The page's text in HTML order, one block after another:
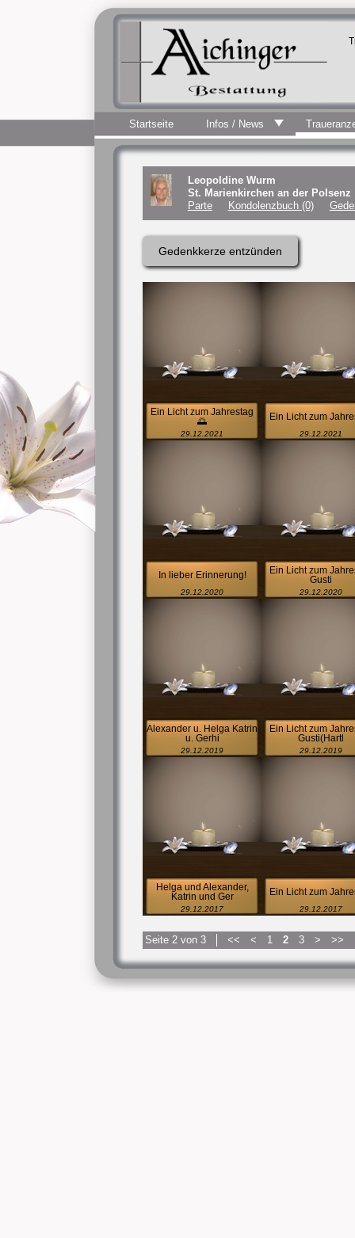
Startseite Infos / News
Leopoldine Wurm
St. Marienkirchen an der Polsenz
Parte
Kondolenzbuch (0)
Gedenkkerze entzünden
Ein Licht zum Jahrestag
🌅
29.12.2021
Ein Licht zum
29.12.2021
In lieber Erinnerung!
29.12.2020
Ein Licht zum
Gusti
29.12.2020
Alexander u. Helga Katrin
u. Gerhi
29.12.2019
Ein Licht zum
Gusti(Hartl
29.12.2019
Helga und Alexander,
Katrin und Ger
29.12.2017
Ein Licht zum
29.12.2017
Seite 2 von 3 << < 1 2 3 > >>